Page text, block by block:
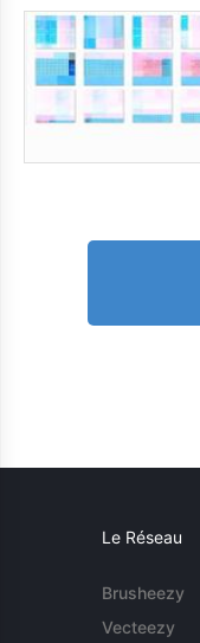
Le Réseau
Brusheezy
Vecteezy